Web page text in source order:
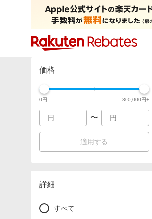
カテゴリー一覧
価格
0円 300,000円+
〜
適用する
詳細
すべて